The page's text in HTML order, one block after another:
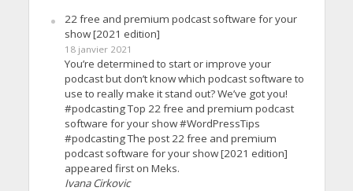
22 free and premium podcast software for your
show [2021 edition]
18 janvier 2021
You’re determined to start or improve your
podcast but don’t know which podcast software to
use to really make it stand out? We’ve got you!
#podcasting Top 22 free and premium podcast
software for your show #WordPressTips
#podcasting The post 22 free and premium
podcast software for your show [2021 edition]
appeared first on Meks.
Ivana Cirkovic